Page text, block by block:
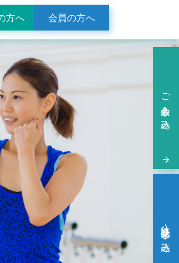
方へ 会員の方へ
ご入会申し込み
体験・見学申し込み